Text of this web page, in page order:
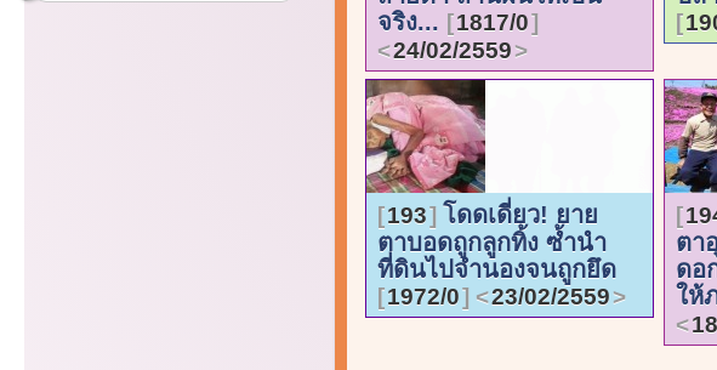
จริง...
1817/0
24/02/2559
193
โดดเดี่ยว! ยาย
ตาบอดถูกลูกทิ้ง ซ้ำนำ
ที่ดินไปจำนองจนถูกยึด
1972/0 23/02/2559
ตา
ดอ
ให้